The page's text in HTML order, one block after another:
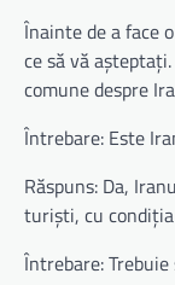
Înainte de a face
ce să vă
comune despre
Întrebare: Este
Răspuns: Da,
turiști, cu
Întrebare: